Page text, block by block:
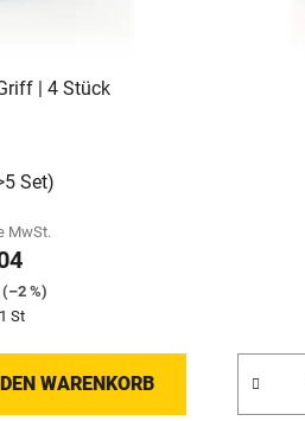
| 4 Stück
Set)
MwSt.
(–2 %)
St
WARENKORB